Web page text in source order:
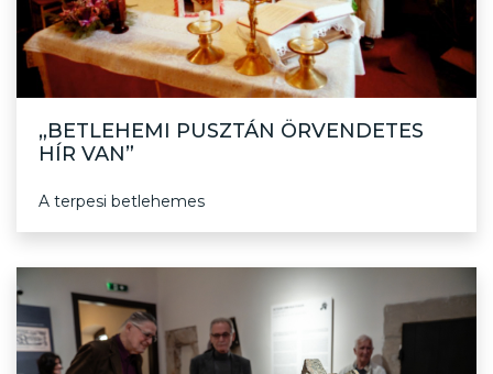
„BETLEHEMI PUSZTÁN ÖRVENDETES
HÍR VAN”
A terpesi betlehemes